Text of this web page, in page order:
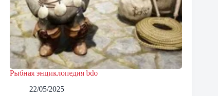
Рыбная энциклопедия bdo
22/05/2025